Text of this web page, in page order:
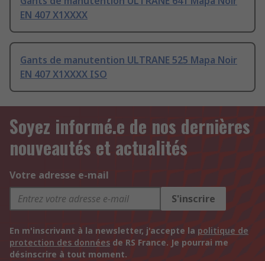
EN 407 X1XXXX
Gants de manutention ULTRANE 525 Mapa Noir
EN 407 X1XXXX ISO
Soyez informé.e de nos dernières
nouveautés et actualités
Votre adresse e-mail
S'inscrire
En m'inscrivant à la newsletter, j'accepte la politique de
protection des données de RS France. Je pourrai me
désinscrire à tout moment.